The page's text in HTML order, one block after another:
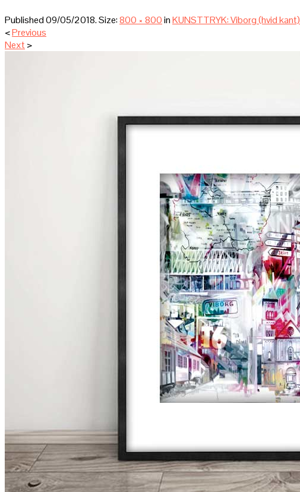
Published09/05/2018. Size:800 × 800inKUNSTTRYK: Viborg (hvid kant)
<Previous
Next>